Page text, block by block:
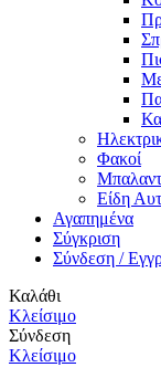
Φακοί
Είδη
Αγαπημένα
Σύγκριση
Σύνδεση /
Καλάθι
Κλείσιμο
Σύνδεση
Κλείσιμο